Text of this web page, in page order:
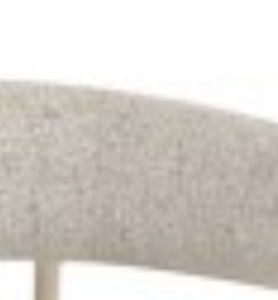
KRZESŁO LOFT KAMIENNY SZARE I